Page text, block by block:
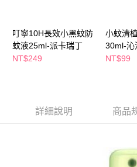
３．未成年的使用者請事先徵得法定代
「AFTEE先享後付」，若未經同意申辦
任。
４．使用「AFTEE先享後付」時，將
恩沛科技股份有限公司將有權停止該用
宅配(本島)
每筆NT$100，滿NT$790(含以上)
叮寧10H長效小黑蚊防
蚊液25ml-派卡瑞丁
NT$249
小蚊清
30ml-沁
NT$99
詳細說明 商品